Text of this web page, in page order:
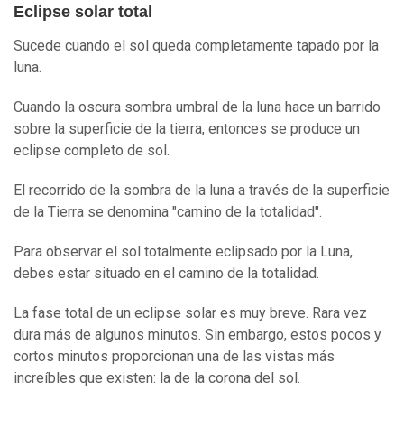
Eclipse solar total
Sucede cuando el sol queda completamente tapado por la
luna.
Cuando la oscura sombra umbral de la luna hace un barrido
sobre la superficie de la tierra, entonces se produce un
eclipse completo de sol.
El recorrido de la sombra de la luna a través de la superficie
de la Tierra se denomina "camino de la totalidad".
Para observar el sol totalmente eclipsado por la Luna,
debes estar situado en el camino de la totalidad.
La fase total de un eclipse solar es muy breve. Rara vez
dura más de algunos minutos. Sin embargo, estos pocos y
cortos minutos proporcionan una de las vistas más
increíbles que existen: la de la corona del sol.